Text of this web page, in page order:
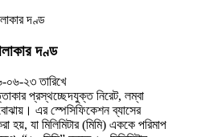
দণ্ড
০৬-২৩ তারিখে
প্রস্থচ্ছেদযুক্ত নিরেট, লম্বা
এর স্পেসিফিকেশন ব্যাসের
হয়, যা মিলিমিটার (মিমি) এককে পরিমাপ